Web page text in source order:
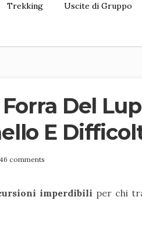
Trekking Uscite di Gruppo
Del
E
46 comments
imperdibili per chi